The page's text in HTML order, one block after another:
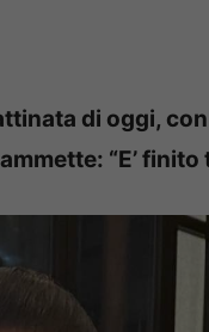
di oggi,
“E’ finito